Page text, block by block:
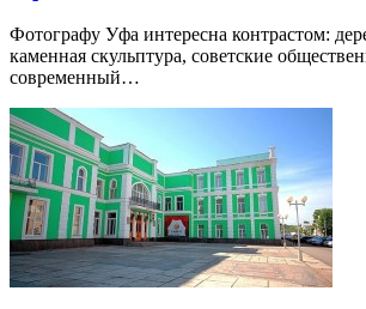
Фотографу Уфа интересна контрастом:
каменная скульптура, советские
современный…